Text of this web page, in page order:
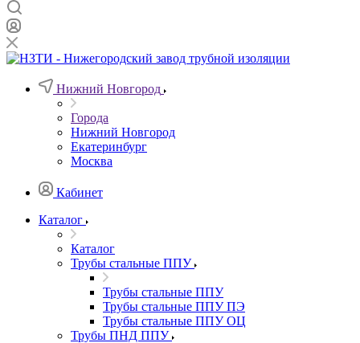
Нижний Новгород
Города
Нижний Новгород
Екатеринбург
Москва
Кабинет
Каталог
Каталог
Трубы стальные ППУ
Трубы стальные ППУ
Трубы стальные ППУ ПЭ
Трубы стальные ППУ ОЦ
Трубы ПНД ППУ